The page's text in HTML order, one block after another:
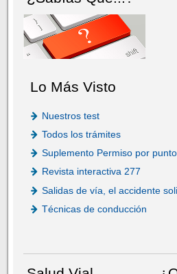
Lo Más Visto
Nuestros test
Todos los trámites
Suplemento Permiso por
Revista interactiva 277
Salidas de vía, el accidente
Técnicas de conducción